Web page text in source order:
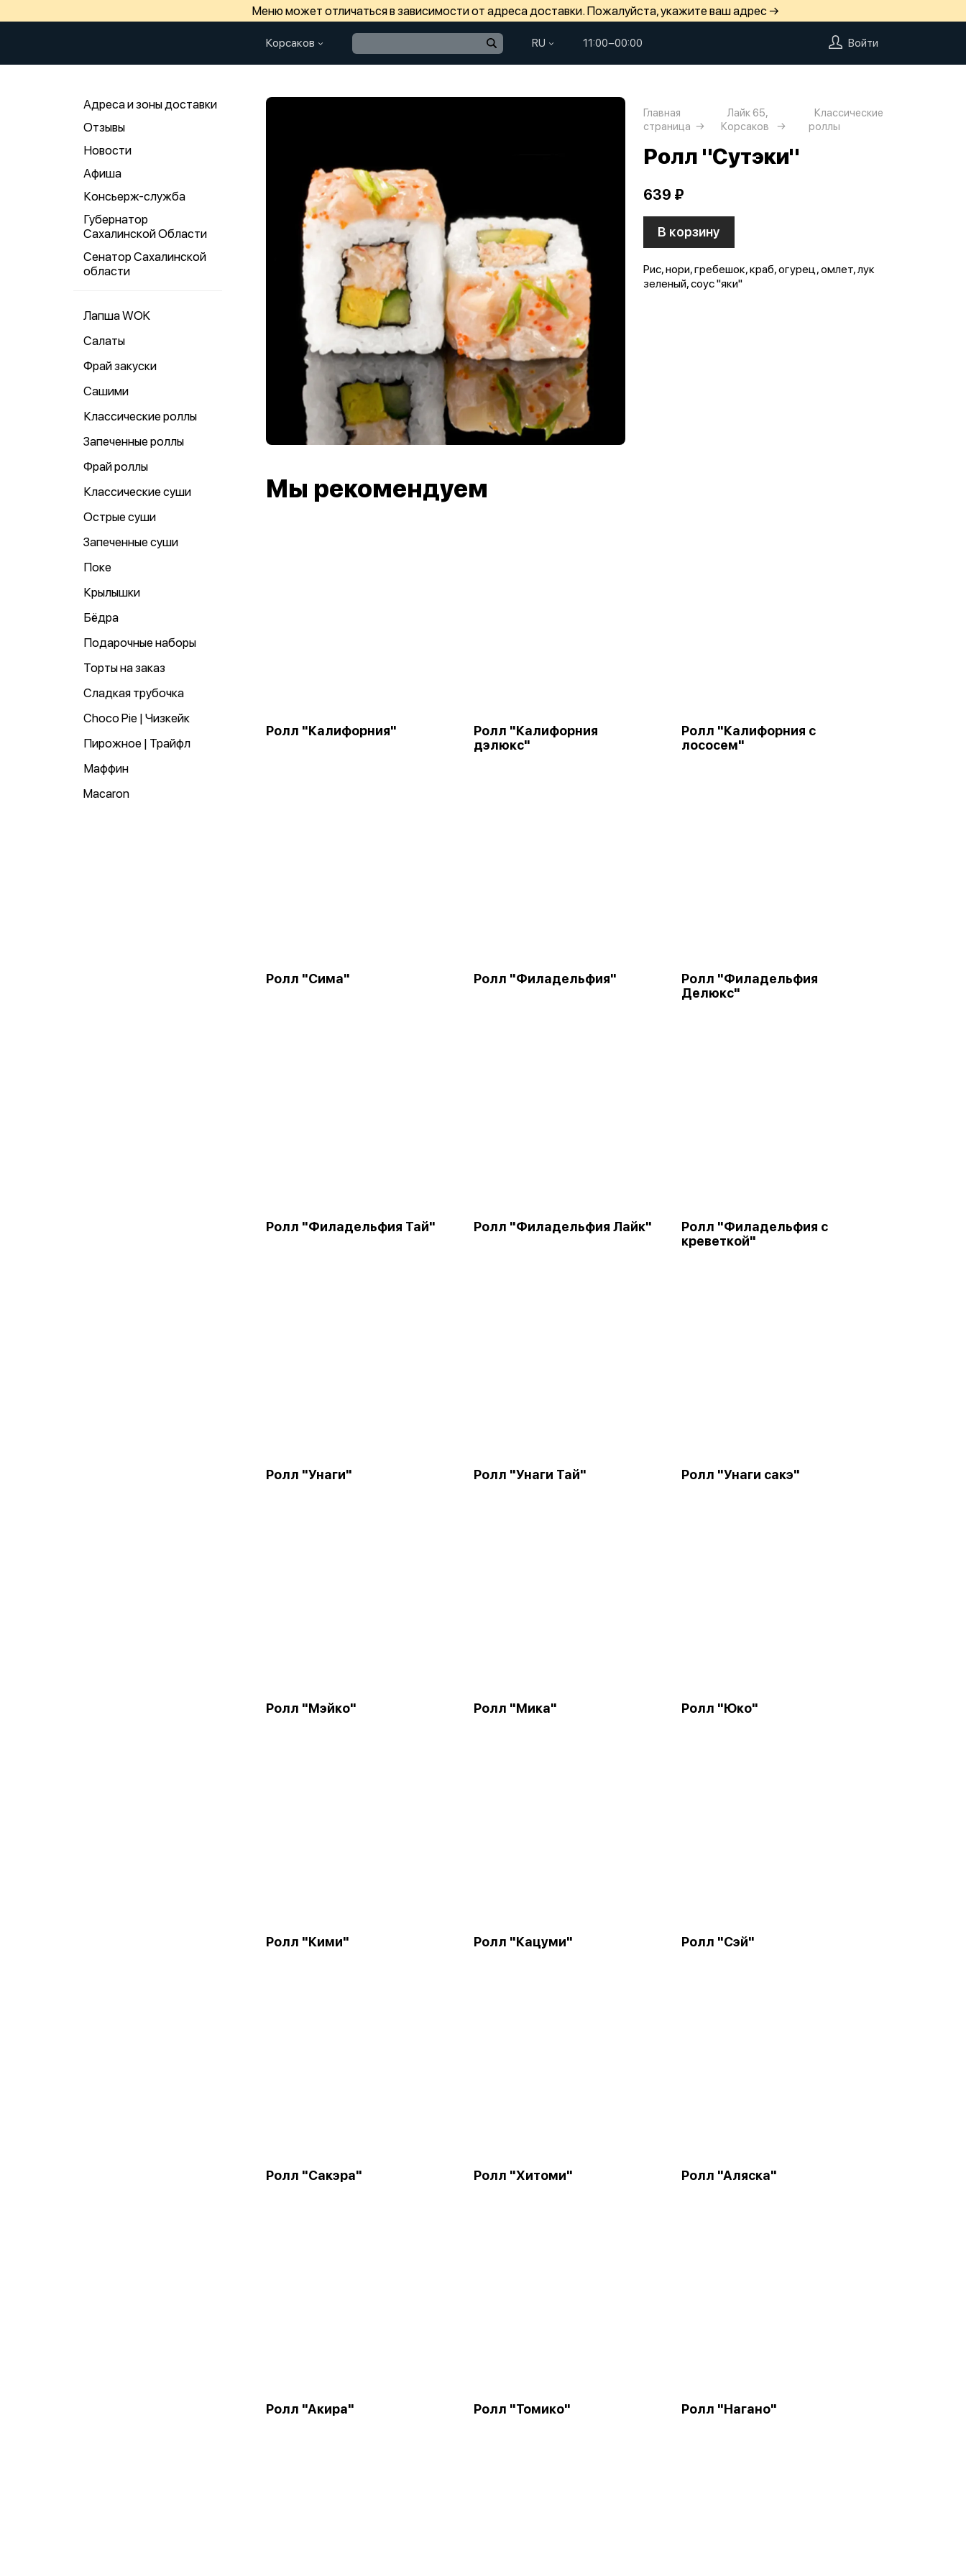
Меню может отличаться в зависимости от адреса доставки. Пожалуйста, укажите ваш адрес →
Корсаков RU 11:00−00:00 Войти
Адреса и зоны доставки
Отзывы
Новости
Афиша
Консьерж-служба
Губернатор
Сахалинской Области
Сенатор Сахалинской
области
Лапша WOK
Салаты
Фрай закуски
Сашими
Классические роллы
Запеченные роллы
Фрай роллы
Классические суши
Острые суши
Запеченные суши
Поке
Крылышки
Бёдра
Подарочные наборы
Торты на заказ
Сладкая трубочка
Choco Pie | Чизкейк
Пирожное | Трайфл
Маффин
Macaron
Главная
страница
Лайк 65,
Корсаков
Классические
роллы
Ролл "Сутэки"
639 ₽
В корзину
Рис, нори, гребешок, краб, огурец, омлет, лук
зеленый, соус "яки"
Мы рекомендуем
Ролл "Калифорния"
Ролл "Калифорния
дэлюкс"
Ролл "Калифорния с
лососем"
Ролл "Сима" Ролл "Филадельфия"
Ролл "Филадельфия
Делюкс"
Ролл "Филадельфия Тай" Ролл "Филадельфия Лайк"
Ролл "Филадельфия с
креветкой"
Ролл "Унаги" Ролл "Унаги Тай" Ролл "Унаги сакэ"
Ролл "Мэйко" Ролл "Мика" Ролл "Юко"
Ролл "Кими" Ролл "Кацуми" Ролл "Сэй"
Ролл "Сакэра" Ролл "Хитоми" Ролл "Аляска"
Ролл "Акира" Ролл "Томико" Ролл "Нагано"